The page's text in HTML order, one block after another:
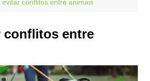
evitar conflitos entre animais
conflitos entre